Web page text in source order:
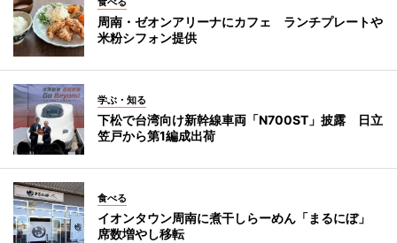
周南・ゼオンアリーナにカフェ ランチプレートや
米粉シフォン提供
学ぶ・知る
下松で台湾向け新幹線車両「N700ST」披露 日立
笠戸から第1編成出荷
食べる
イオンタウン周南に煮干しらーめん「まるにぼ」
席数増やし移転